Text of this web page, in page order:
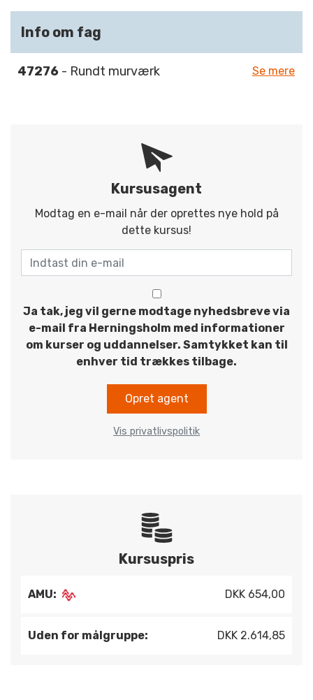
Info om fag
47276 - Rundt murværk Se mere
Kursusagent
Modtag en e-mail når der oprettes nye hold på
dette kursus!
Ja tak, jeg vil gerne modtage nyhedsbreve via
e-mail fra Herningsholm med informationer
om kurser og uddannelser. Samtykket kan til
enhver tid trækkes tilbage.
Opret agent
Vis privatlivspolitik
Kursuspris
AMU: DKK 654,00
Uden for målgruppe: DKK 2.614,85